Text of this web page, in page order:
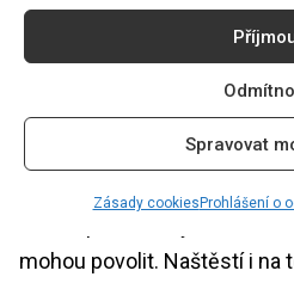
Spravovat
Zásady cookiesProhlášení o
Speciální péči je třeba
kosmetice. Mýdla a
kontaktu s vodou, je třeba
uschnout, neměly by „stát
séra je třeba trochu hlídat
mohou povolit. Naštěstí i na